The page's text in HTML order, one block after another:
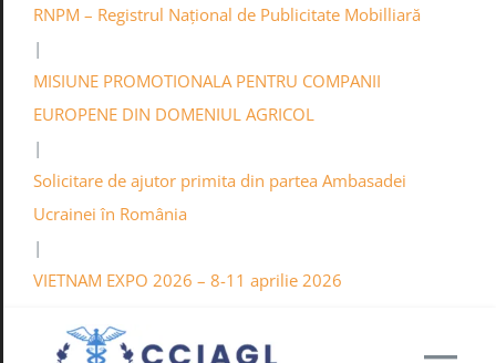
RNPM – Registrul Național de Publicitate Mobilliară
|
MISIUNE PROMOTIONALA PENTRU COMPANII
EUROPENE DIN DOMENIUL AGRICOL
|
Solicitare de ajutor primita din partea Ambasadei
Ucrainei în România
|
VIETNAM EXPO 2026 – 8-11 aprilie 2026